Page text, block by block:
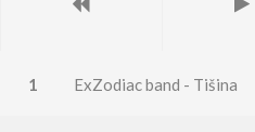
ExZodiac band - Tišina